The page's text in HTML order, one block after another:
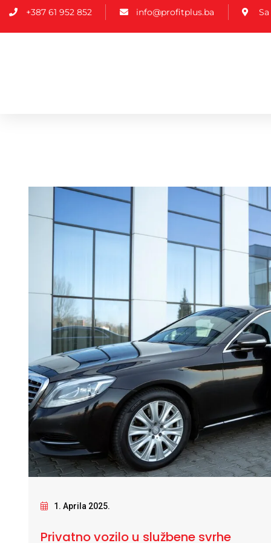
+387 61 952 852 info@profitplus.ba
1. Aprila 2025.
Privatno vozilo u službene svrhe